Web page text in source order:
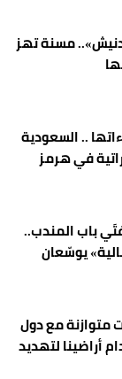
مسنة تهز
.. السعودية
في هرمز
باب المندب..
يوسّعان
متوازنة مع دول
أراضينا لتهديد